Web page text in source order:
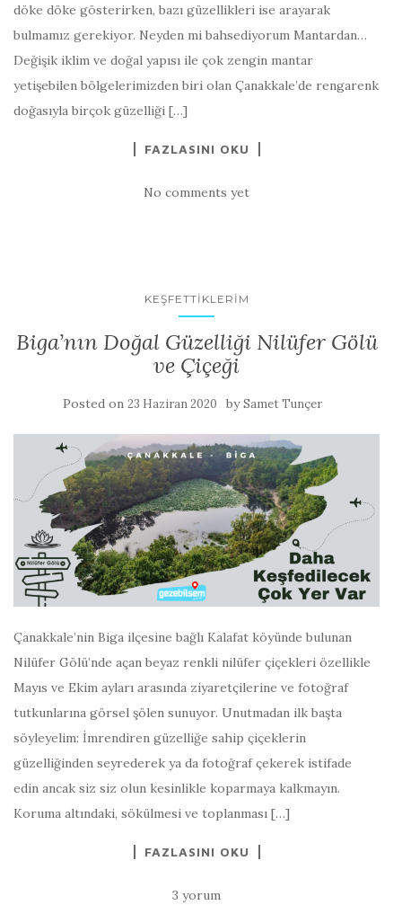
döke döke gösterirken, bazı güzellikleri ise arayarak
bulmamız gerekiyor. Neyden mi bahsediyorum Mantardan…
Değişik iklim ve doğal yapısı ile çok zengin mantar
yetişebilen bölgelerimizden biri olan Çanakkale’de rengarenk
doğasıyla birçok güzelliği […]
FAZLASINI OKU
No comments yet
KEŞFETTIKLERIM
Biga’nın Doğal Güzelliği Nilüfer Gölü
ve Çiçeği
Posted on 23 Haziran 2020 bySamet Tunçer
Çanakkale’nin Biga ilçesine bağlı Kalafat köyünde bulunan
Nilüfer Gölü’nde açan beyaz renkli nilüfer çiçekleri özellikle
Mayıs ve Ekim ayları arasında ziyaretçilerine ve fotoğraf
tutkunlarına görsel şölen sunuyor. Unutmadan ilk başta
söyleyelim: İmrendiren güzelliğe sahip çiçeklerin
güzelliğinden seyrederek ya da fotoğraf çekerek istifade
edin ancak siz siz olun kesinlikle koparmaya kalkmayın.
Koruma altındaki, sökülmesi ve toplanması […]
FAZLASINI OKU
3 yorum